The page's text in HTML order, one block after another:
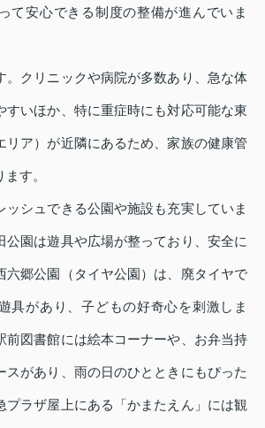
て安心できる制度の整備が進んでいま
。クリニックや病院が多数あり、急な体
すいほか、特に重症時にも対応可能な東
リア）が近隣にあるため、家族の健康管
す。
ッシュできる公園や施設も充実していま
公園は遊具や広場が整っており、安全に
六郷公園（タイヤ公園）は、廃タイヤで
具があり、子どもの好奇心を刺激しま
前図書館には絵本コーナーや、お弁当持
スがあり、雨の日のひとときにもぴった
プラザ屋上にある「かまたえん」には観